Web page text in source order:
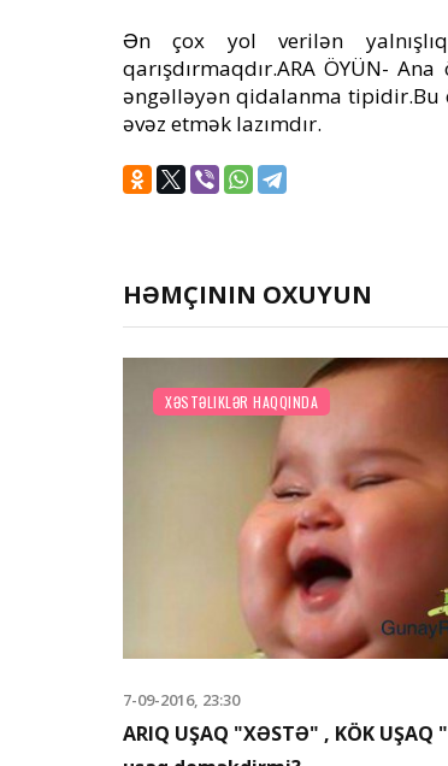
Ən çox yol verilən
qarışdırmaqdır.ARA ÖYÜN-
əngəlləyən qidalanma tipidir.Bu
əvəz etmək lazımdır.
HƏMÇININ OXUYUN
XƏSTƏLIKLƏR HAQQINDA
7-09-2016, 23:30
ARIQ UŞAQ "XƏSTƏ" , KÖK UŞAQ